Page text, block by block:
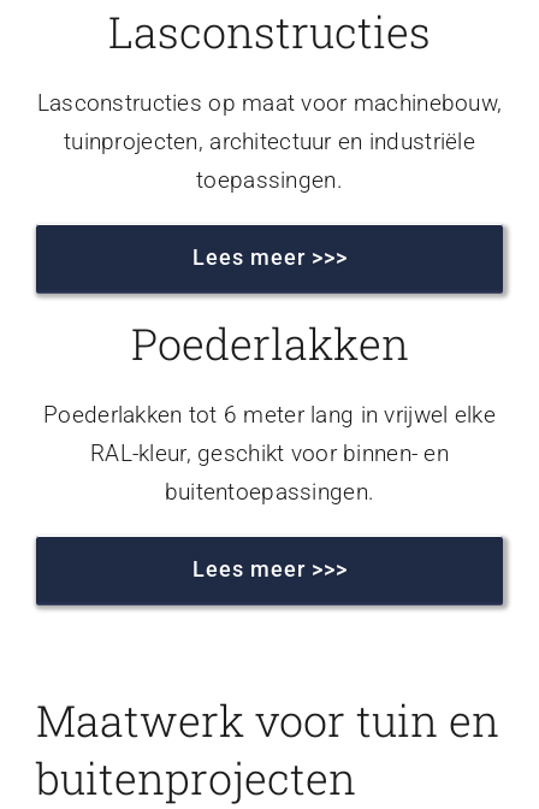
Lasconstructies
Lasconstructies op maat voor machinebouw,
tuinprojecten, architectuur en industriële
toepassingen.
Lees meer >>>
Poederlakken
Poederlakken tot 6 meter lang in vrijwel elke
RAL-kleur, geschikt voor binnen- en
buitentoepassingen.
Lees meer >>>
Maatwerk voor tuin en
buitenprojecten